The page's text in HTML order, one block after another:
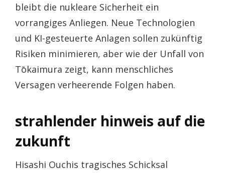
bleibt die nukleare Sicherheit ein
vorrangiges Anliegen. Neue Technologien
und KI-gesteuerte Anlagen sollen zukünftig
Risiken minimieren, aber wie der Unfall von
Tōkaimura zeigt, kann menschliches
Versagen verheerende Folgen haben.
strahlender hinweis auf die
zukunft
Hisashi Ouchis tragisches Schicksal